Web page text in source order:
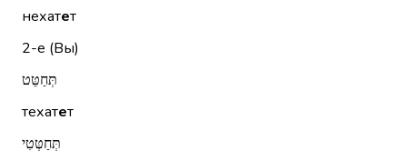
нехатет
2-е (Вы)
תְּחַטֵּט
техатет
תְּחַטְּטִי